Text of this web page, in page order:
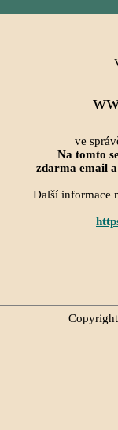
ve
Na tomto
zdarma email
Další informace